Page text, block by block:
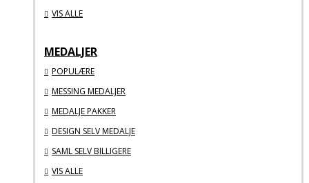
VIS ALLE
MEDALJER
POPULÆRE
MESSING MEDALJER
MEDALJE PAKKER
DESIGN SELV MEDALJE
SAML SELV BILLIGERE
VIS ALLE